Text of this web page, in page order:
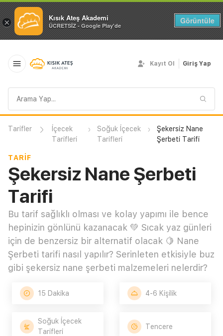
× Kısık Ateş Akademi
ÜCRETSİZ - Google Play'de
Görüntüle
sorgusu
Kayıt Ol Giriş Yap
Tarifler
İçecek
Tarifleri
Soğuk İçecek
Tarifleri
Şekersiz Nane
Şerbeti Tarifi
TARIF
Şekersiz Nane Şerbeti
Tarifi
Bu tarif sağlıklı olması ve kolay yapımı ile bence
hepinizin gönlünü kazanacak 💚 Sıcak yaz günleri
için de benzersiz bir alternatif olacak 🍋 Nane
Şerbeti tarifi nasıl yapılır? Serinleten etkisiyle buz
gibi şekersiz nane şerbeti malzemeleri nelerdir?
15 Dakika 4-6 Kişilik
Soğuk İçecek
Tarifleri
Tencere